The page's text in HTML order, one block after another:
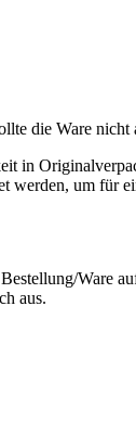
die Ware
in
um für
Ware
aus.